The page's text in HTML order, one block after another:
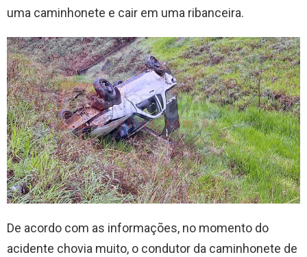
uma caminhonete e cair em uma ribanceira.
De acordo com as informações, no momento do
acidente chovia muito, o condutor da caminhonete de